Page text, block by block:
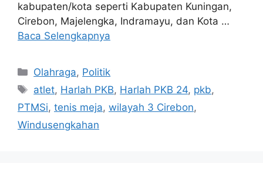
kabupaten/kota seperti Kabupaten Kuningan,
Cirebon, Majelengka, Indramayu, dan Kota …
Baca Selengkapnya
Kategori
Olahraga, Politik
Tag
atlet, Harlah PKB, Harlah PKB 24, pkb,
PTMSi, tenis meja, wilayah 3 Cirebon,
Windusengkahan